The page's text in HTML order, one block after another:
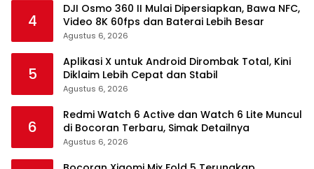
4
DJI Osmo 360 II Mulai Dipersiapkan, Bawa NFC,
Video 8K 60fps dan Baterai Lebih Besar
Agustus 6, 2026
5
Aplikasi X untuk Android Dirombak Total, Kini
Diklaim Lebih Cepat dan Stabil
Agustus 6, 2026
6
Redmi Watch 6 Active dan Watch 6 Lite Muncul
di Bocoran Terbaru, Simak Detailnya
Agustus 6, 2026